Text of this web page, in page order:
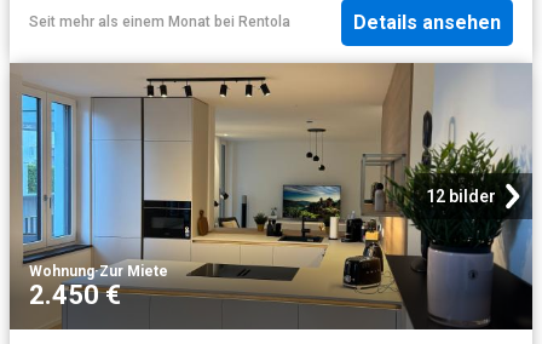
Seit mehr als einem Monat bei Rentola Details ansehen
12 bilder
Wohnung·Zur Miete
2.450 €